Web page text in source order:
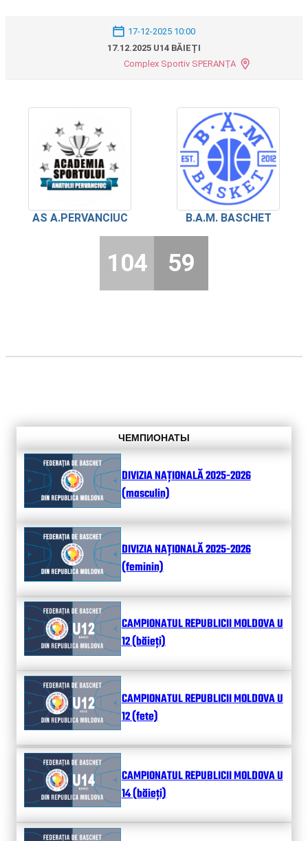
17-12-2025 10:00
17.12.2025 U14 BĂIEȚI
Complex Sportiv SPERANȚA
AS A.PERVANCIUC B.A.M. BASCHET
104 59
ЧЕМПИОНАТЫ
DIVIZIA NAȚIONALĂ 2025-2026
(masculin)
DIVIZIA NAȚIONALĂ 2025-2026
(feminin)
CAMPIONATUL REPUBLICII MOLDOVA U
12 (băieți)
CAMPIONATUL REPUBLICII MOLDOVA U
12 (fete)
CAMPIONATUL REPUBLICII MOLDOVA U
14 (băieți)